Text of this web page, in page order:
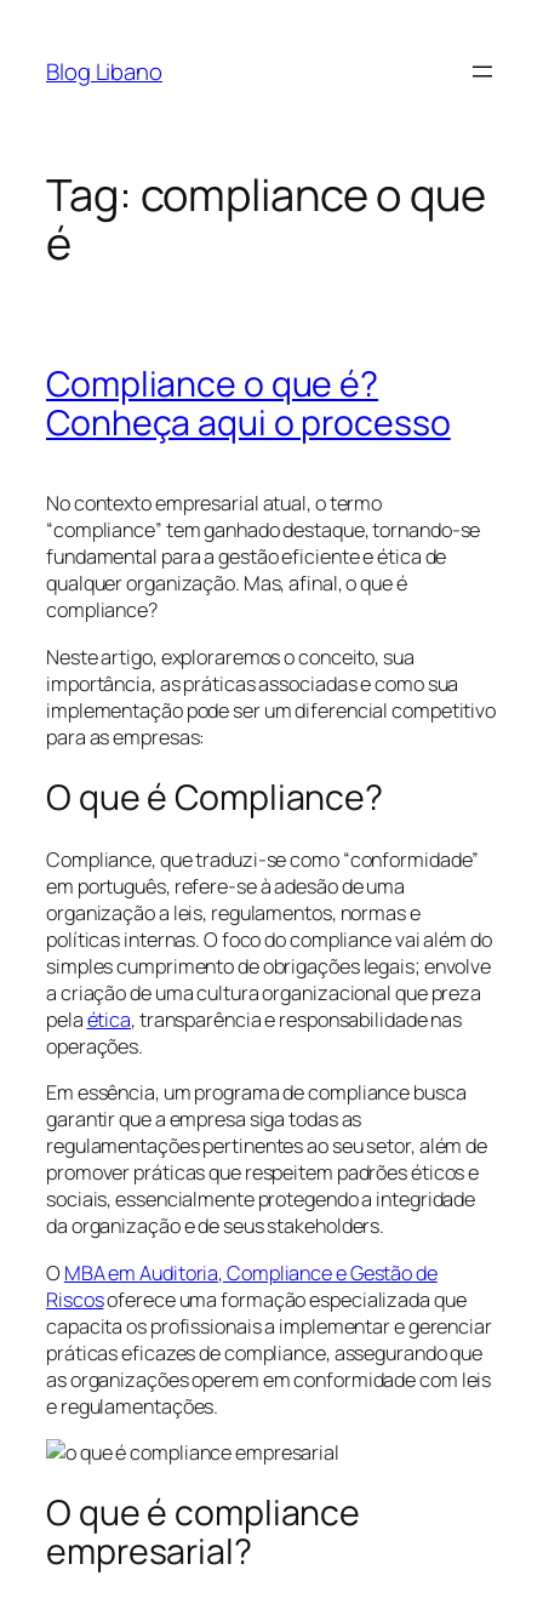
Blog Libano
Tag: compliance o que
é
Compliance o que é?
Conheça aqui o processo
No contexto empresarial atual, o termo
“compliance” tem ganhado destaque, tornando-se
fundamental para a gestão eficiente e ética de
qualquer organização. Mas, afinal, o que é
compliance?
Neste artigo, exploraremos o conceito, sua
importância, as práticas associadas e como sua
implementação pode ser um diferencial competitivo
para as empresas:
O que é Compliance?
Compliance, que traduzi-se como “conformidade”
em português, refere-se à adesão de uma
organização a leis, regulamentos, normas e
políticas internas. O foco do compliance vai além do
simples cumprimento de obrigações legais; envolve
a criação de uma cultura organizacional que preza
pelaética, transparência e responsabilidade nas
operações.
Em essência, um programa de compliance busca
garantir que a empresa siga todas as
regulamentações pertinentes ao seu setor, além de
promover práticas que respeitem padrões éticos e
sociais, essencialmente protegendo a integridade
da organização e de seus stakeholders.
O MBA em Auditoria, Compliance e Gestão de
Riscosoferece uma formação especializada que
capacita os profissionais a implementar e gerenciar
práticas eficazes de compliance, assegurando que
as organizações operem em conformidade com leis
e regulamentações.
O que é compliance
empresarial?